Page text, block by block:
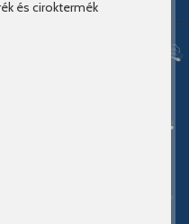
és ciroktermék